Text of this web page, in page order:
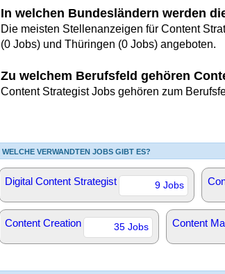
In welchen Bundesländern werden
Die meisten Stellenanzeigen für Content
(0 Jobs) und Thüringen (0 Jobs) angeboten.
Zu welchem Berufsfeld gehören
Content Strategist Jobs gehören zum
WELCHE VERWANDTEN JOBS GIBT ES?
Digital Content Strategist 9 Jobs
Content Creation 35 Jobs Content